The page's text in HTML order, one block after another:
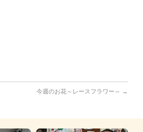
今週のお花～レースフラワー～ →